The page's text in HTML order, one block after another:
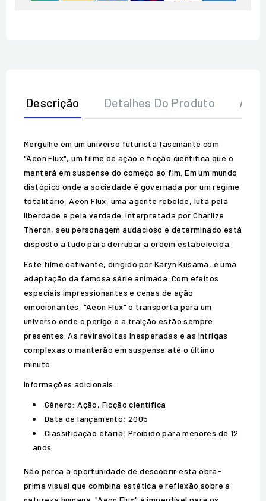
Descrição Detalhes Do Produto
Mergulhe em um universo futurista fascinante com
"Aeon Flux", um filme de ação e ficção científica que o
manterá em suspense do começo ao fim. Em um mundo
distópico onde a sociedade é governada por um regime
totalitário, Aeon Flux, uma agente rebelde, luta pela
liberdade e pela verdade. Interpretada por Charlize
Theron, seu personagem audacioso e determinado está
disposto a tudo para derrubar a ordem estabelecida.
Este filme cativante, dirigido por Karyn Kusama, é uma
adaptação da famosa série animada. Com efeitos
especiais impressionantes e cenas de ação
emocionantes, "Aeon Flux" o transporta para um
universo onde o perigo e a traição estão sempre
presentes. As reviravoltas inesperadas e as intrigas
complexas o manterão em suspense até o último
minuto.
Informações adicionais:
Gênero: Ação, Ficção científica
Data de lançamento: 2005
Classificação etária: Proibido para menores de 12
anos
Não perca a oportunidade de descobrir esta obra-
prima visual que combina estética e reflexão sobre a